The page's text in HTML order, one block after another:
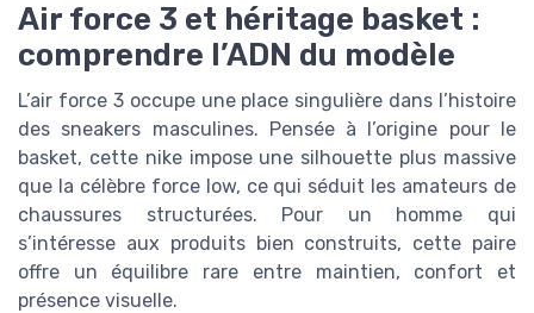
Air force 3 et héritage basket :
comprendre l’ADN du modèle
L’air force 3 occupe une place singulière dans l’histoire
des sneakers masculines. Pensée à l’origine pour le
basket, cette nike impose une silhouette plus massive
que la célèbre force low, ce qui séduit les amateurs de
chaussures structurées. Pour un homme qui
s’intéresse aux produits bien construits, cette paire
offre un équilibre rare entre maintien, confort et
présence visuelle.